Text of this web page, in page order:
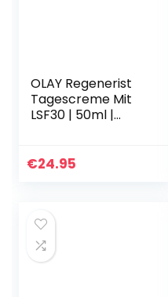
OLAY Regenerist
Tagescreme Mit
LSF30 | 50ml |
Strafft die Haut
€24.95